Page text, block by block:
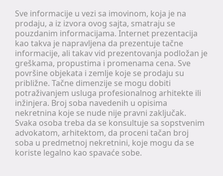
Sve informacije u vezi sa imovinom, koja je na
prodaju, a iz izvora ovog sajta, smatraju se
pouzdanim informacijama. Internet prezentacija
kao takva je napravljena da prezentuje tačne
informacije, ali takav vid prezentovanja podložan je
greškama, propustima i promenama cena. Sve
površine objekata i zemlje koje se prodaju su
približne. Tačne dimenzije se mogu dobiti
potraživanjem usluga profesionalnog arhitekte ili
inžinjera. Broj soba navedenih u opisima
nekretnina koje se nude nije pravni zaključak.
Svaka osoba treba da se konsultuje sa sopstvenim
advokatom, arhitektom, da proceni tačan broj
soba u predmetnoj nekretnini, koje mogu da se
koriste legalno kao spavaće sobe.